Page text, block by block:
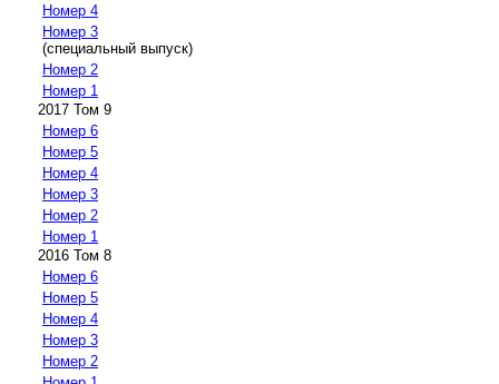
Номер 4
Номер 3
(специальный выпуск)
Номер 2
Номер 1
2017 Том 9
Номер 6
Номер 5
Номер 4
Номер 3
Номер 2
Номер 1
2016 Том 8
Номер 6
Номер 5
Номер 4
Номер 3
Номер 2